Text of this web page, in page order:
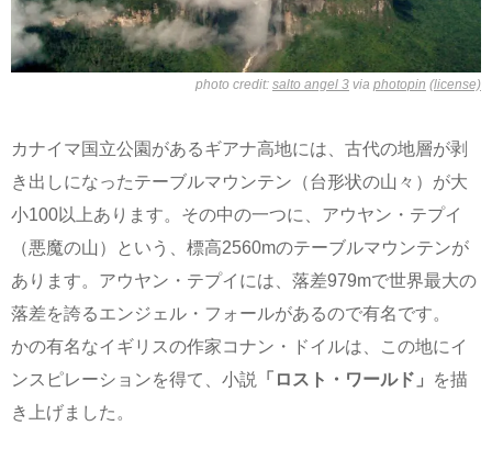
photo credit: salto angel 3 via photopin (license)
カナイマ国立公園があるギアナ高地には、古代の地層が剥
き出しになったテーブルマウンテン（台形状の山々）が大
小100以上あります。その中の一つに、アウヤン・テプイ
（悪魔の山）という、標高2560mのテーブルマウンテンが
あります。アウヤン・テプイには、落差979mで世界最大の
落差を誇るエンジェル・フォールがあるので有名です。
かの有名なイギリスの作家コナン・ドイルは、この地にイ
ンスピレーションを得て、小説
「ロスト・ワールド」
を描
き上げました。